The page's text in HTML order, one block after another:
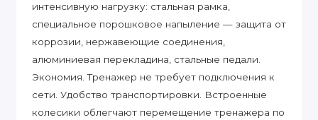
интенсивную нагрузку: стальная рамка,
специальное порошковое напыление — защита от
коррозии, нержавеющие соединения,
алюминиевая перекладина, стальные педали.
Экономия. Тренажер не требует подключения к
сети. Удобство транспортировки. Встроенные
колесики облегчают перемещение тренажера по